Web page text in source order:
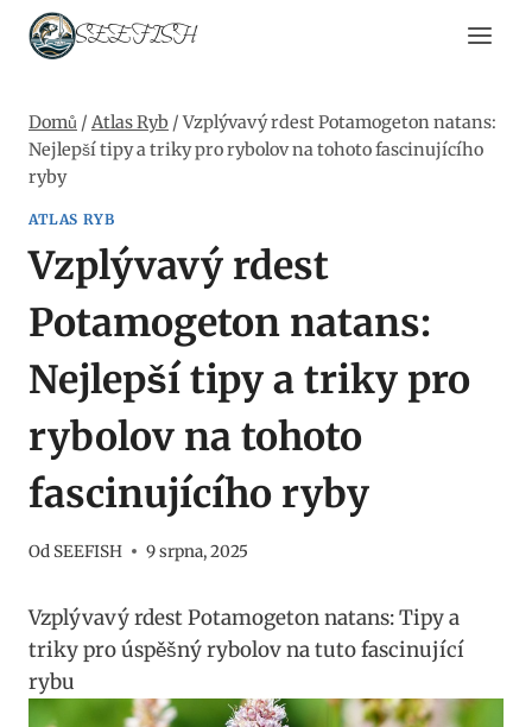
Přeskočit
SEEFISH
Domů / Atlas Ryb / Vzplývavý rdest Potamogeton natans:
Nejlepší tipy a triky pro rybolov na tohoto fascinujícího
ryby
ATLAS RYB
Vzplývavý rdest
Potamogeton natans:
Nejlepší tipy a triky pro
rybolov na tohoto
fascinujícího ryby
Od SEEFISH 9 srpna, 2025
Vzplývavý ⁢rdest Potamogeton natans: Tipy a
triky pro úspěšný rybolov na tuto ⁣fascinující
rybu